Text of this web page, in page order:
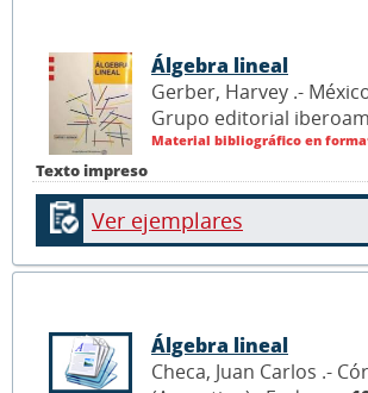
Texto impreso
Álgebra lineal
Gerber, Harvey .-
Grupo editorial
Material bibliográfico en
Ver ejemplares
Álgebra lineal
Checa, Juan Carlos .-